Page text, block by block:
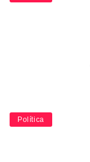
Política